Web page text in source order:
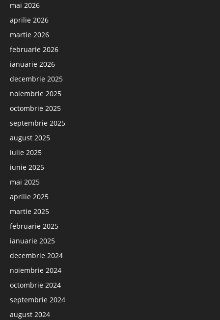
mai 2026
aprilie 2026
martie 2026
februarie 2026
ianuarie 2026
decembrie 2025
noiembrie 2025
octombrie 2025
septembrie 2025
august 2025
iulie 2025
iunie 2025
mai 2025
aprilie 2025
martie 2025
februarie 2025
ianuarie 2025
decembrie 2024
noiembrie 2024
octombrie 2024
septembrie 2024
august 2024